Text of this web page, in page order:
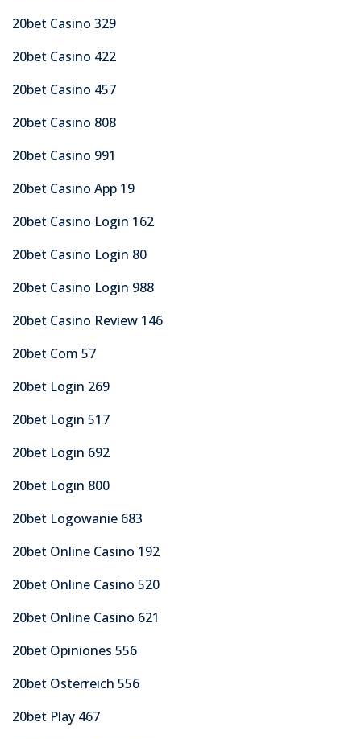
20bet Casino 329
20bet Casino 422
20bet Casino 457
20bet Casino 808
20bet Casino 991
20bet Casino App 19
20bet Casino Login 162
20bet Casino Login 80
20bet Casino Login 988
20bet Casino Review 146
20bet Com 57
20bet Login 269
20bet Login 517
20bet Login 692
20bet Login 800
20bet Logowanie 683
20bet Online Casino 192
20bet Online Casino 520
20bet Online Casino 621
20bet Opiniones 556
20bet Osterreich 556
20bet Play 467